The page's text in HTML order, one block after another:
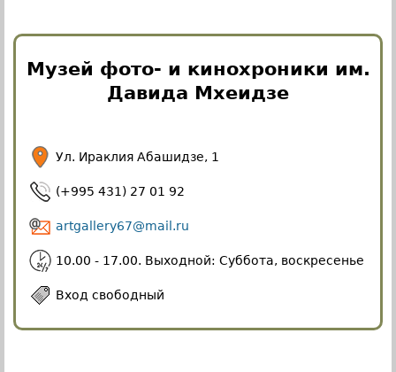
Музей фото- и кинохроники им.
Давида Мхеидзе
Ул. Ираклия Абашидзе, 1
(+995 431) 27 01 92
artgallery67@mail.ru
10.00 - 17.00. Выходной: Суббота, воскресенье
Вход свободный